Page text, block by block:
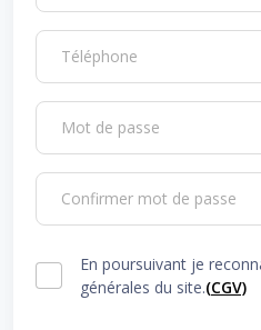
Téléphone
Mot de passe
Confirmer mot de passe
En poursuivant je
générales du site.(CGV)